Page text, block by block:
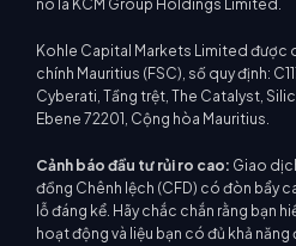
nó là KCM Group Holdings Limited.
Kohle Capital Markets Limited được
chính Mauritius (FSC), số quy định:
Cyberati, Tầng trệt, The Catalyst,
Ebene 72201, Cộng hòa Mauritius.
Cảnh báo đầu tư rủi ro cao: Giao
đồng Chênh lệch (CFD) có đòn bẩy
lỗ đáng kể. Hãy chắc chắn rằng bạn
hoạt động và liệu bạn có đủ khả